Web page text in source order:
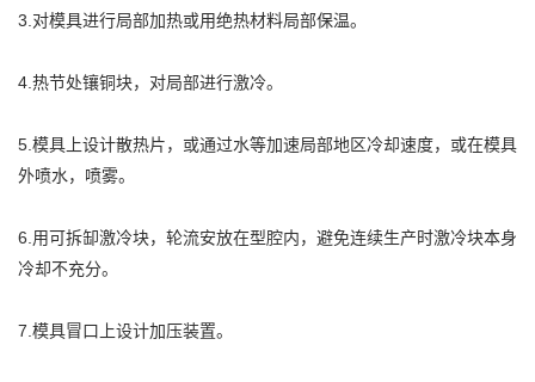
3.对模具进行局部加热或用绝热材料局部保温。
4.热节处镶铜块，对局部进行激冷。
5.模具上设计散热片，或通过水等加速局部地区冷却速度，或在模具
外喷水，喷雾。
6.用可拆缷激冷块，轮流安放在型腔内，避免连续生产时激冷块本身
冷却不充分。
7.模具冒口上设计加压装置。